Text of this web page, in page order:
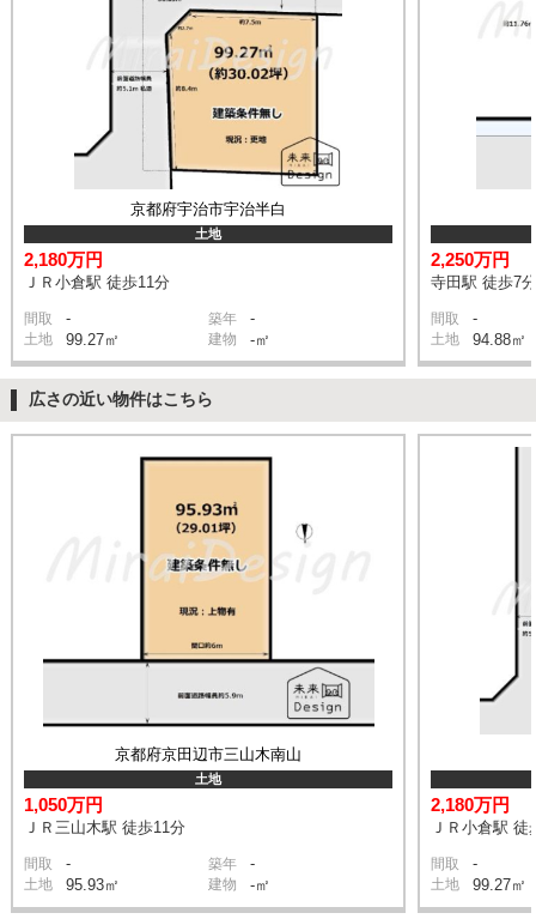
京都府宇治市宇治半白
土地
2,180万円
ＪＲ小倉駅 徒歩11分
間取 - 築年 -
土地 99.27㎡ 建物 -㎡
2,250万円
寺田駅 徒歩7分
間取 -
土地 94.88㎡
広さの近い物件はこちら
京都府京田辺市三山木南山
土地
1,050万円
ＪＲ三山木駅 徒歩11分
間取 - 築年 -
土地 95.93㎡ 建物 -㎡
2,180万円
ＪＲ小倉駅 徒
間取 -
土地 99.27㎡